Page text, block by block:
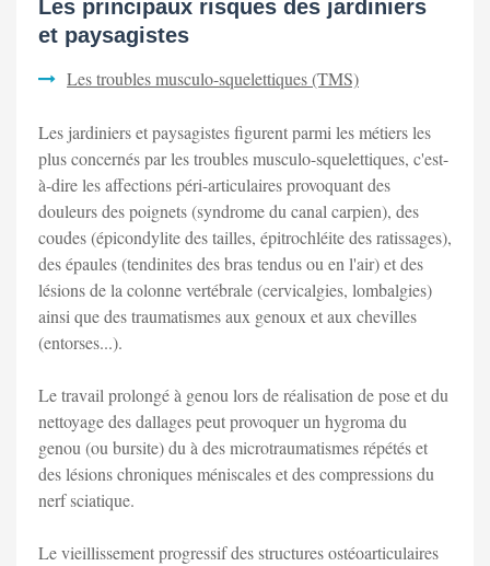
Les principaux risques des jardiniers
et paysagistes
Les troubles musculo-squelettiques (TMS)
Les jardiniers et paysagistes figurent parmi les métiers les
plus concernés par les troubles musculo-squelettiques, c'est-
à-dire les affections péri-articulaires provoquant des
douleurs des poignets (syndrome du canal carpien), des
coudes (épicondylite des tailles, épitrochléite des ratissages),
des épaules (tendinites des bras tendus ou en l'air) et des
lésions de la colonne vertébrale (cervicalgies, lombalgies)
ainsi que des traumatismes aux genoux et aux chevilles
(entorses...).
Le travail prolongé à genou lors de réalisation de pose et du
nettoyage des dallages peut provoquer un hygroma du
genou (ou bursite) du à des microtraumatismes répétés et
des lésions chroniques méniscales et des compressions du
nerf sciatique.
Le vieillissement progressif des structures ostéoarticulaires